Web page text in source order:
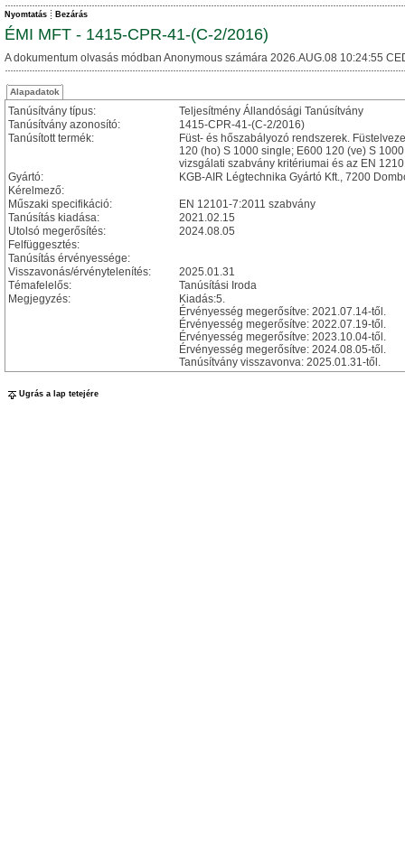
Nyomtatás Bezárás
ÉMI MFT - 1415-CPR-41-(C-2/2016)
A dokumentum olvasás módban Anonymous számára 2026.AUG.08 10:24:55
Alapadatok
Tanúsítvány típus:
Teljesítmény Állandósági Tanúsítvány
Tanúsítvány azonosító:
1415-CPR-41-(C-2/2016)
Tanúsított termék:
Füst- és hőszabályozó rendszerek.
120 (ho) S 1000 single; E600 120 (ve) S
vizsgálati szabvány kritériumai és az EN
Gyártó:
KGB-AIR Légtechnika Gyártó Kft., 7200
Kérelmező:
Műszaki specifikáció:
EN 12101-7:2011 szabvány
Tanúsítás kiadása:
2021.02.15
Utolsó megerősítés:
2024.08.05
Felfüggesztés:
Tanúsítás érvényessége:
Visszavonás/érvénytelenítés:
2025.01.31
Témafelelős:
Tanúsítási Iroda
Megjegyzés:
Kiadás:5.
Érvényesség megerősítve: 2021.07.14-től.
Érvényesség megerősítve: 2022.07.19-től.
Érvényesség megerősítve: 2023.10.04-től.
Érvényesség megerősítve: 2024.08.05-től.
Tanúsítvány visszavonva: 2025.01.31-től.
Ugrás a lap tetejére